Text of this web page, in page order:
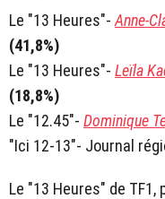
Le "13 Heures"- Anne-
(41,8%)
Le "13 Heures"- Leïla
(18,8%)
Le "12.45"- Dominique
"Ici 12-13"- Journal
Le "13 Heures" de TF1,